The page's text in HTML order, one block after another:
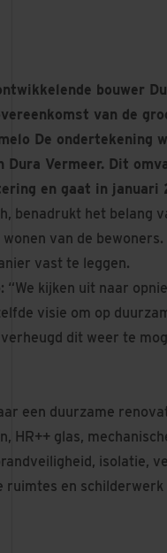
bouwer
van de
De ondertekening
Vermeer. Dit
en gaat in
benadrukt het belang
van de
vast te leggen.
kijken uit naar
visie om op
dit weer te
een duurzame
HR++ glas,
isolatie,
en schilderwerk